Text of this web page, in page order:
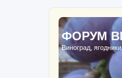
ФОРУМ
Виноград,